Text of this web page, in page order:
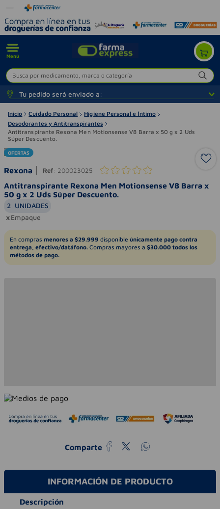
Menú
Busca por medicamento, marca o categoría
Tu pedido será enviado a:
Inicio Cuidado Personal
Higiene Personal e Íntimo
Desodorantes y Antitranspirantes
Antitranspirante Rexona Men Motionsense V8 Barra x 50 g x 2 Uds
Súper Descuento.
OFERTAS
Rexona Ref: 200023025
Antitranspirante Rexona Men Motionsense V8 Barra x
50 g x 2 Uds Súper Descuento.
2 UNIDADES
Empaque
En compras menores a $29.999 disponible únicamente pago contra
entrega, efectivo/datáfono. Compras mayores a $30.000 todos los
métodos de pago.
Comparte
INFORMACIÓN DE PRODUCTO
Descripción